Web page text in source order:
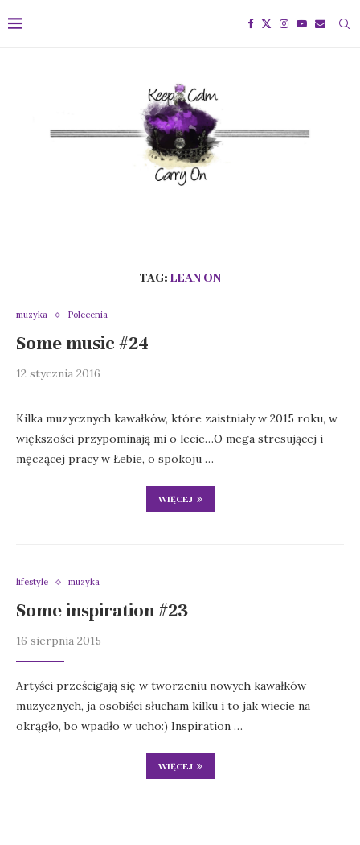
TAG: LEAN ON
muzyka Polecenia
Some music #24
12 stycznia 2016
Kilka muzycznych kawałków, które zaistniały w 2015 roku, w
większości przypominają mi o lecie…O mega stresującej i
męczącej pracy w Łebie, o spokoju …
WIĘCEJ
lifestyle muzyka
Some inspiration #23
16 sierpnia 2015
Artyści prześcigają się w tworzeniu nowych kawałków
muzycznych, ja osobiści słucham kilku i to jak wiecie na
okrągło, bo wpadło w ucho:) Inspiration …
WIĘCEJ